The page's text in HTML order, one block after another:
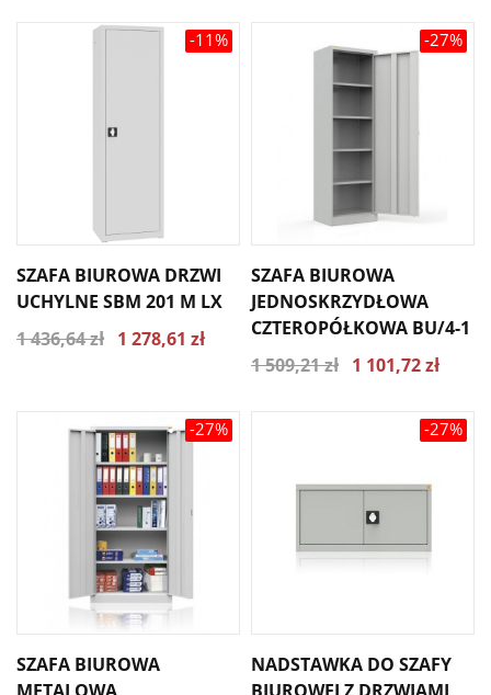
-11%
SZAFA BIUROWA DRZWI
UCHYLNE SBM 201 M LX
1 436,64 zł 1 278,61 zł
-27%
SZAFA BIUROWA
JEDNOSKRZYDŁOWA
CZTEROPÓŁKOWA BU/4-1
1 509,21 zł 1 101,72 zł
-27%
SZAFA BIUROWA
-27%
NADSTAWKA DO SZAFY